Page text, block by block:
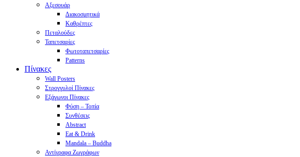
Αξεσουάρ
Διακοσμητικά
Καθρέπτες
Πεταλούδες
Ταπετσαρίες
Φωτοταπετσαρίες
Patterns
Πίνακες
Wall Posters
Στρογγυλοί Πίνακες
Εξάγωνοι Πίνακες
Φύση – Τοπία
Συνθέσεις
Abstract
Eat & Drink
Mandala – Buddha
Αντίγραφα Ζωγράφων